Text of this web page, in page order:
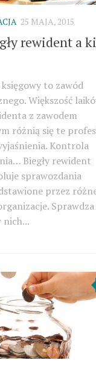
25 MAJA, 2015
rewident a
to zawód
Większość
z zawodem
różnią się te
Kontrola
Biegły rewident
sprawozdania
przez
nich...